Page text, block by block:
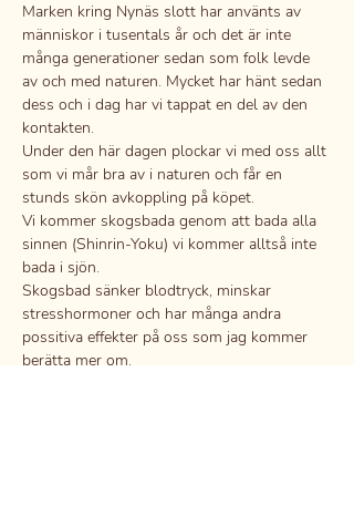
Marken kring Nynäs slott har använts av
människor i tusentals år och det är inte
många generationer sedan som folk levde
av och med naturen. Mycket har hänt sedan
dess och i dag har vi tappat en del av den
kontakten.
Under den här dagen plockar vi med oss allt
som vi mår bra av i naturen och får en
stunds skön avkoppling på köpet.
Vi kommer skogsbada genom att bada alla
sinnen (Shinrin-Yoku) vi kommer alltså inte
bada i sjön.
Skogsbad sänker blodtryck, minskar
stresshormoner och har många andra
possitiva effekter på oss som jag kommer
berätta mer om.